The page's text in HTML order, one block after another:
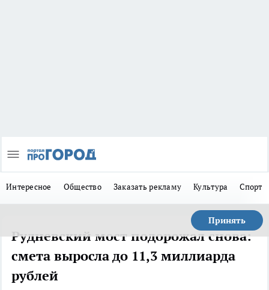
Интересное Общество Заказать рекламу Культура Спорт
Принять
Рудневский мост подорожал снова:
смета выросла до 11,3 миллиарда
рублей